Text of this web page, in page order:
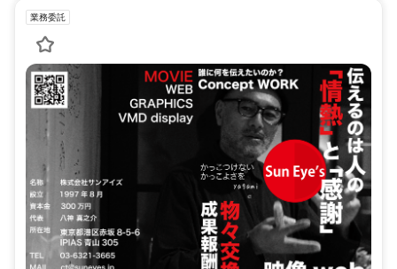
業務委託